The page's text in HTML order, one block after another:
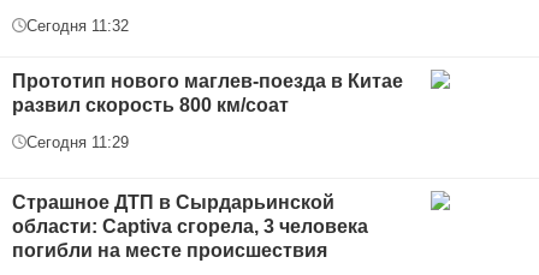
Сегодня 11:32
Прототип нового маглев-поезда в Китае
развил скорость 800 км/соат
Сегодня 11:29
Страшное ДТП в Сырдарьинской
области: Captiva сгорела, 3 человека
погибли на месте происшествия